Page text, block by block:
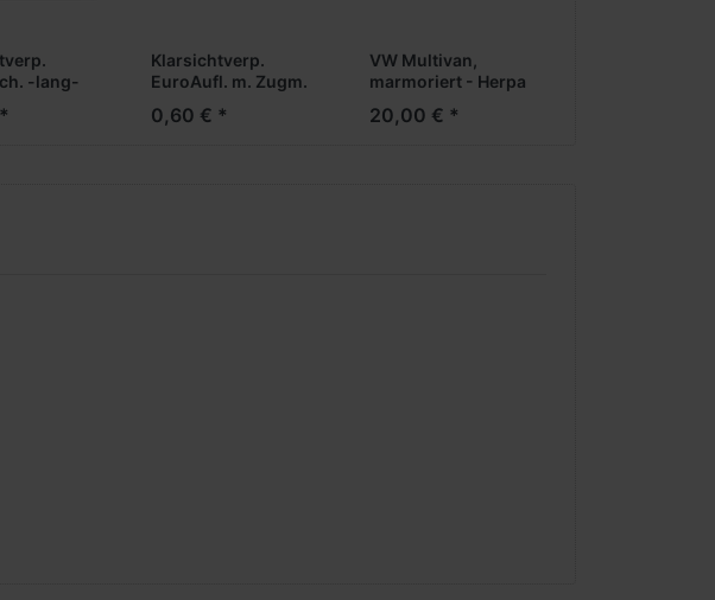
-lang-
Klarsichtverp.
EuroAufl. m. Zugm.
0,60 € *
VW Multivan,
marmoriert - Herpa
2025 -
20,00 € *